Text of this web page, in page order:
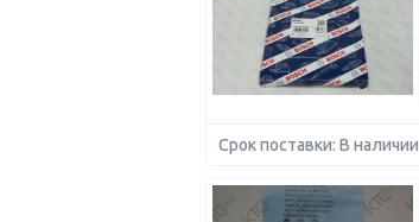
Срок поставки: В наличии